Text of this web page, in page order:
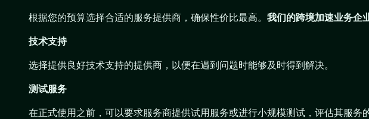
根据您的预算选择合适的服务提供商，确保性价比最高。 我们的跨境加速业务企
技术支持
选择提供良好技术支持的提供商，以便在遇到问题时能够及时得到解决。
测试服务
在正式使用之前，可以要求服务商提供试用服务或进行小规模测试，评估其服务